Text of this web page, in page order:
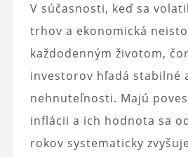
V súčasnosti, keď sa
trhov a ekonomická
každodenným životom,
investorov hľadá stabilné
nehnuteľnosti. Majú
inflácii a ich hodnota sa
rokov systematicky